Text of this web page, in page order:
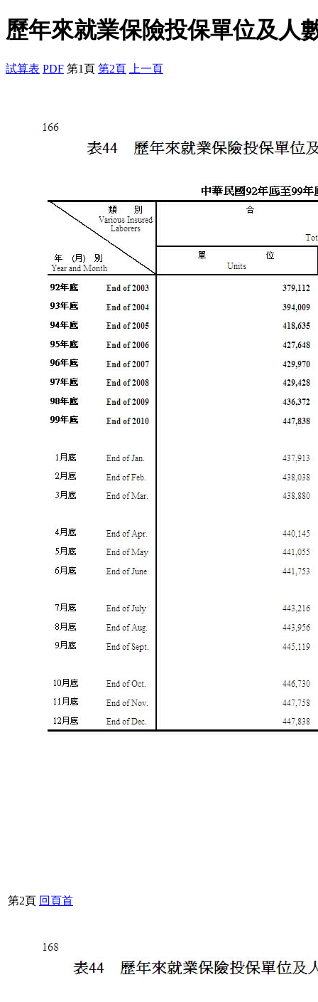
歷年來就業保險投保單位及人
試算表 PDF 第1頁 第2頁 上一頁
第2頁 回頁首